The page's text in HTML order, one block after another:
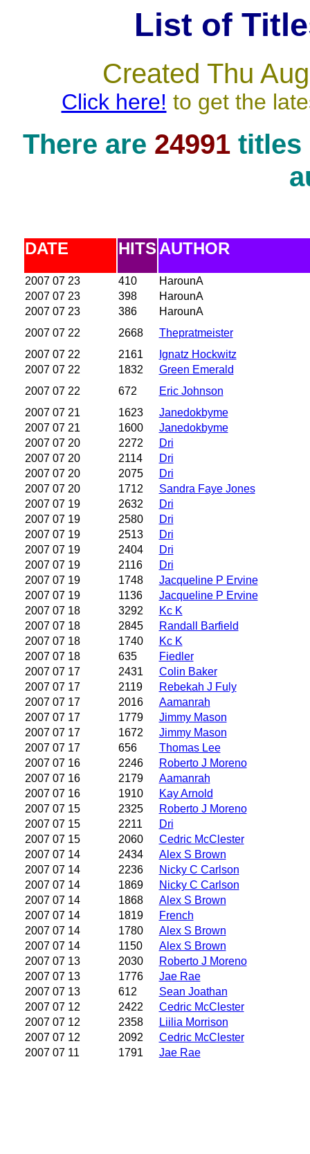
List of
Created Thu
Click here! to get the
There are 24991titles
DATE HITS AUTHOR
2007 07 23 410
HarounA
2007 07 23
398
HarounA
2007 07 23
386
HarounA
2007 07 22
2668
Thepratmeister
2007 07 22
2161
Ignatz Hockwitz
2007 07 22
1832
Green Emerald
2007 07 22
672
Eric Johnson
2007 07 21
1623
Janedokbyme
2007 07 21
1600
Janedokbyme
2007 07 20
2272
Dri
2007 07 20
2114
Dri
2007 07 20
2075
Dri
2007 07 20
1712
Sandra Faye Jones
2007 07 19
2632
Dri
2007 07 19
2580
Dri
2007 07 19
2513
Dri
2007 07 19
2404
Dri
2007 07 19
2116
Dri
2007 07 19
1748
Jacqueline P Ervine
2007 07 19
1136
Jacqueline P Ervine
2007 07 18
3292
Kc K
2007 07 18
2845
Randall Barfield
2007 07 18
1740
Kc K
2007 07 18
635
Fiedler
2007 07 17
2431
Colin Baker
2007 07 17
2119
Rebekah J Fuly
2007 07 17
2016
Aamanrah
2007 07 17
1779
Jimmy Mason
2007 07 17
1672
Jimmy Mason
2007 07 17
656
Thomas Lee
2007 07 16
2246
Roberto J Moreno
2007 07 16
2179
Aamanrah
2007 07 16
1910
Kay Arnold
2007 07 15
2325
Roberto J Moreno
2007 07 15
2211
Dri
2007 07 15
2060
Cedric McClester
2007 07 14
2434
Alex S Brown
2007 07 14
2236
Nicky C Carlson
2007 07 14
1869
Nicky C Carlson
2007 07 14
1868
Alex S Brown
2007 07 14
1819
French
2007 07 14
1780
Alex S Brown
2007 07 14
1150
Alex S Brown
2007 07 13
2030
Roberto J Moreno
2007 07 13
1776
Jae Rae
2007 07 13
612
Sean Joathan
2007 07 12
2422
Cedric McClester
2007 07 12
2358
Liilia Morrison
2007 07 12
2092
Cedric McClester
2007 07 11
1791 Jae Rae